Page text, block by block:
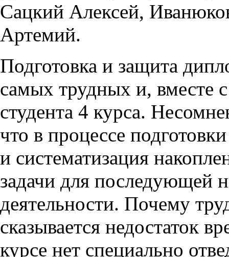
Сацкий Алексей,
Артемий.
Подготовка и защита
самых трудных и, вместе
студента 4 курса.
что в процессе
и систематизация
задачи для последующей
деятельности. Почему
сказывается недостаток
курсе нет специально